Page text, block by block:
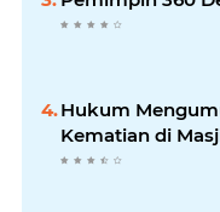
Hukum
Kematian di